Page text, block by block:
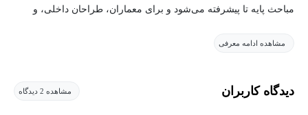
مباحث پایه تا پیشرفته می‌شود و برای معماران، طراحان داخلی، و
متریال‌ها، و تکنیک‌های مختلف برای بهبود کیفیت رندر آشنا می‌شوید.
همچنین به بررسی نکات کلیدی مانند استفاده از نورهای طبیعی و
مشاهده ادامه معرفی
دیدگاه کاربران مشاهده 2 دیدگاه